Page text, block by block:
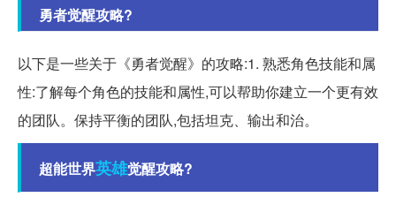
勇者觉醒攻略?
以下是一些关于《勇者觉醒》的攻略:1. 熟悉角色技能和属
性:了解每个角色的技能和属性,可以帮助你建立一个更有效
的团队。保持平衡的团队,包括坦克、输出和治。
超能世界英雄觉醒攻略?